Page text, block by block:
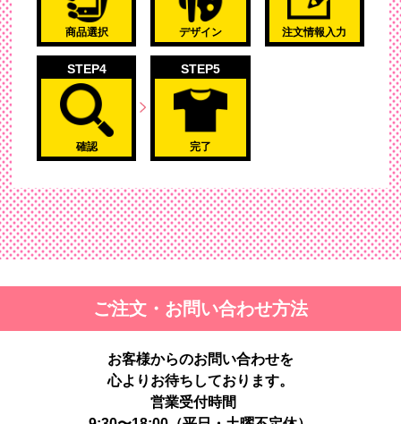
商品選択 デザイン 注文情報入力
STEP4
確認
STEP5
完了
ご注文・お問い合わせ方法
お客様からのお問い合わせを
心よりお待ちしております。
営業受付時間